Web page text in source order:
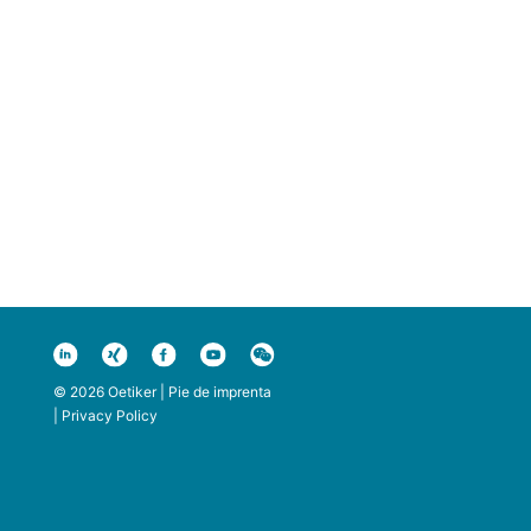
© 2026 Oetiker | Pie de imprenta
Privacy Policy